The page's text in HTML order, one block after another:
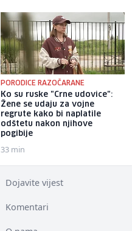
PORODICE RAZOČARANE
Ko su ruske "Crne udovice":
Žene se udaju za vojne
regrute kako bi naplatile
odštetu nakon njihove
pogibije
33 min
Dojavite vijest
Komentari